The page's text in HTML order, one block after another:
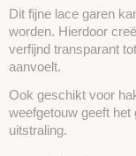
Dit fijne lace garen
worden. Hierdoor
verfijnd transparant
aanvoelt.
Ook geschikt voor
weefgetouw geeft
uitstraling.